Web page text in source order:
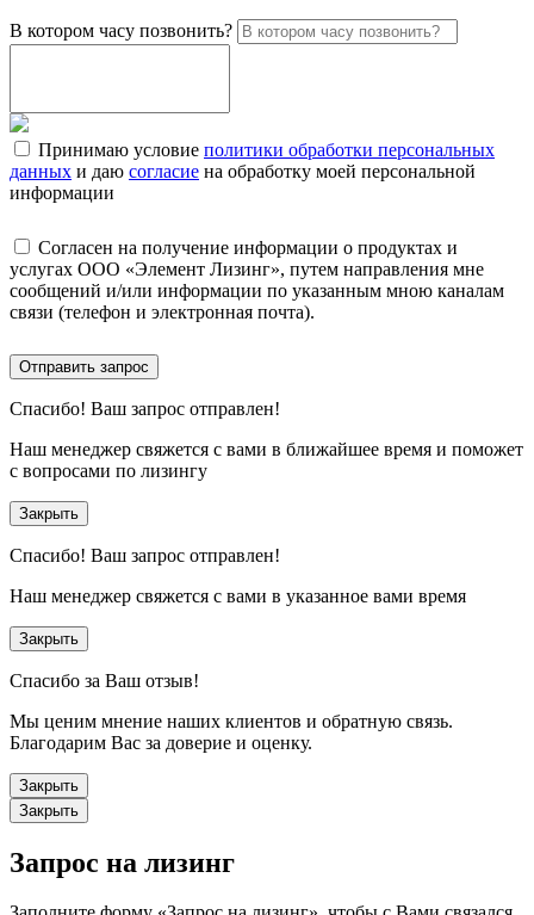
В котором часу позвонить?
Принимаю условие политики обработки персональных
данных и даю согласие на обработку моей персональной
информации
Согласен на получение информации о продуктах и
услугах ООО «Элемент Лизинг», путем направления мне
сообщений и/или информации по указанным мною каналам
связи (телефон и электронная почта).
Отправить запрос
Спасибо! Ваш запрос отправлен!
Наш менеджер свяжется с вами в ближайшее время и поможет
с вопросами по лизингу
Закрыть
Спасибо! Ваш запрос отправлен!
Наш менеджер свяжется с вами в указанное вами время
Закрыть
Спасибо за Ваш отзыв!
Мы ценим мнение наших клиентов и обратную связь.
Благодарим Вас за доверие и оценку.
Закрыть
Закрыть
Запрос на лизинг